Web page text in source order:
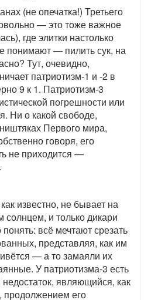
(не опечатка!) Третьего
— это тоже важное
где элитки настолько
понимают — пилить сук, на
Тут, очевидно,
патриотизм-1 и -2 в
9 к 1. Патриотизм-3
погрешности или
Ни о какой свободе,
Первого мира,
говоря, его
не приходится —
известно, не бывает на
солнцем, и только дикари
понять: всё мечтают срезать
представляя, как им
— а то замаяли их
У патриотизма-3 есть
являющийся, как
продолжением его